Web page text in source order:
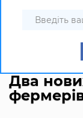
Два